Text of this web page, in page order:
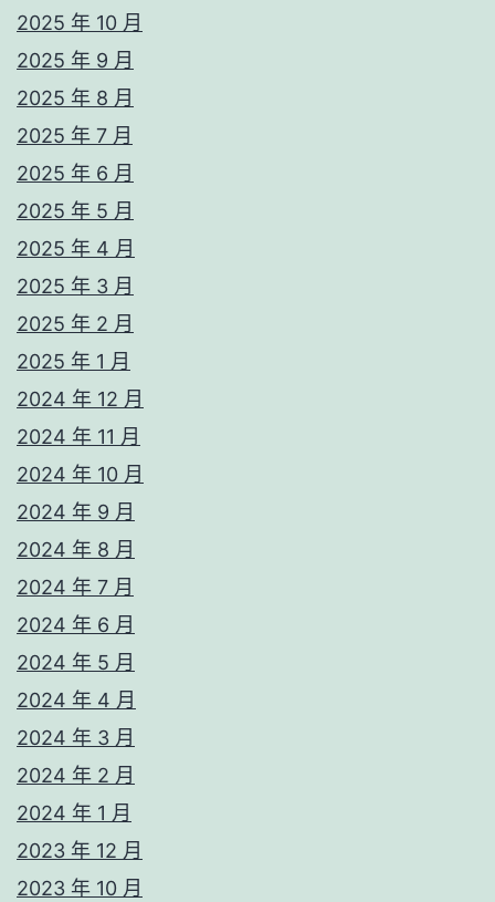
2025 年 10 月
2025 年 9 月
2025 年 8 月
2025 年 7 月
2025 年 6 月
2025 年 5 月
2025 年 4 月
2025 年 3 月
2025 年 2 月
2025 年 1 月
2024 年 12 月
2024 年 11 月
2024 年 10 月
2024 年 9 月
2024 年 8 月
2024 年 7 月
2024 年 6 月
2024 年 5 月
2024 年 4 月
2024 年 3 月
2024 年 2 月
2024 年 1 月
2023 年 12 月
2023 年 10 月